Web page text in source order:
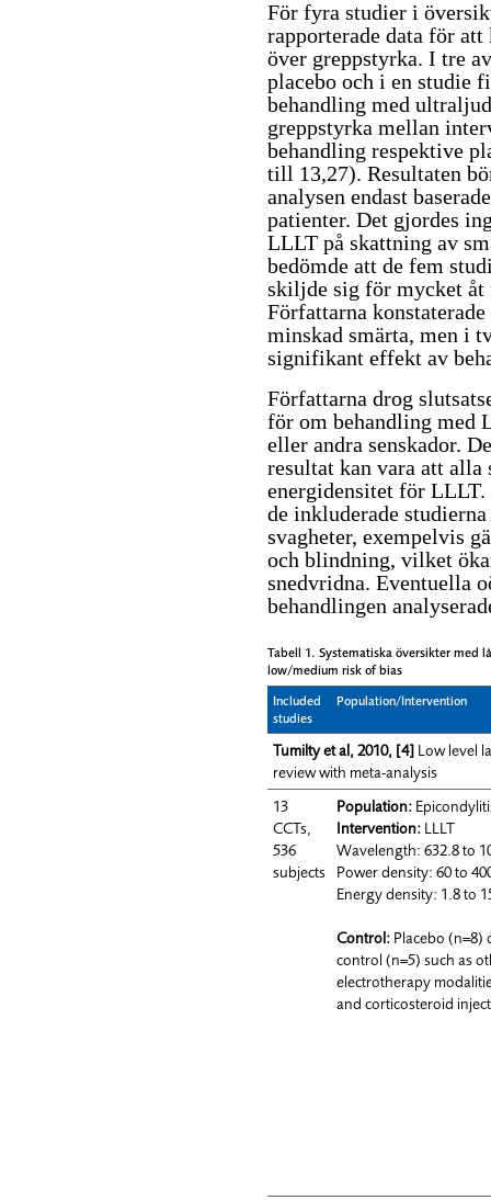
För fyra studier i
rapporterade data för
över greppstyrka. I tre
placebo och i en studie
behandling med
greppstyrka mellan
behandling respektive
till 13,27). Resultaten
analysen endast
patienter. Det gjordes
LLLT på skattning av
bedömde att de fem
skiljde sig för mycket åt
Författarna
minskad smärta, men i
signifikant effekt av
Författarna drog
för om behandling med
eller andra senskador.
resultat kan vara att alla
energidensitet för LLLT.
de inkluderade
svagheter, exempelvis
och blindning, vilket
snedvridna. Eventuella
behandlingen
Tabell 1. Systematiska översikter med
low/medium risk of bias
Included
studies
Population/Intervention
Tumilty et al, 2010, [4] Low level
review with meta-analysis
13
CCTs,
536
subjects
Population:
Intervention: LLLT
Wavelength: 632.8 to
Power density: 60 to
Energy density: 1.8 to
Control: Placebo (n=8)
control (n=5) such as
electrotherapy
and corticosteroid